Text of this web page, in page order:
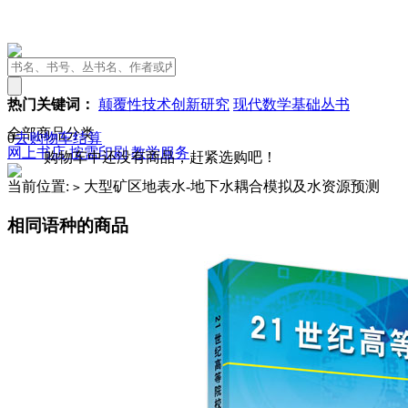
热门关键词： 颠覆性技术创新研究 现代数学基础丛书
0去购物车结算
购物车中还没有商品，赶紧选购吧！
全部商品分类
网上书店按需印刷 教学服务
当前位置: > 大型矿区地表水-地下水耦合模拟及水资源预测
相同语种的商品